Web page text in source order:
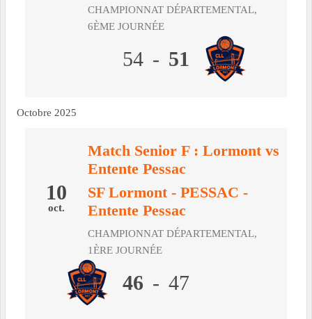
CHAMPIONNAT DÉPARTEMENTAL,
6ÈME JOURNÉE
54 - 51
Octobre 2025
10
oct.
Match Senior F : Lormont vs
Entente Pessac
SF Lormont- PESSAC -
Entente Pessac
CHAMPIONNAT DÉPARTEMENTAL,
1ÈRE JOURNÉE
46 - 47